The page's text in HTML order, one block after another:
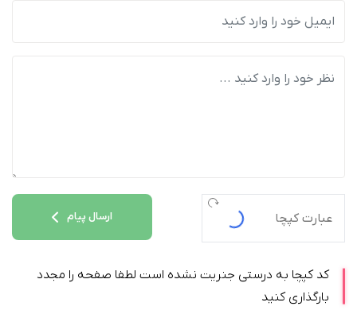
ارسال پیام
کد کپچا به درستی جنریت نشده است لطفا صفحه را مجدد
بارگذاری کنید